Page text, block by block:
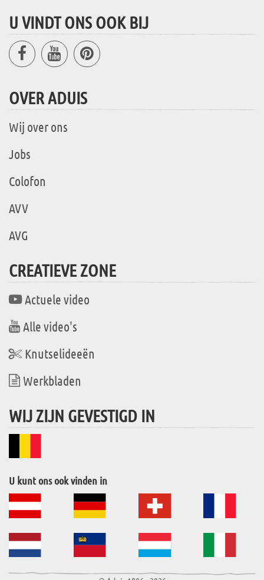
U VINDT ONS OOK BIJ
OVER ADUIS
Wij over ons
Jobs
Colofon
AVV
AVG
CREATIEVE ZONE
Actuele video
Alle video's
Knutselideeën
Werkbladen
WIJ ZIJN GEVESTIGD IN
U kunt ons ook vinden in